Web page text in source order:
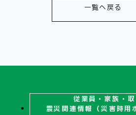
一覧へ戻る
従業員・家族・
震災関連情報（災害時用